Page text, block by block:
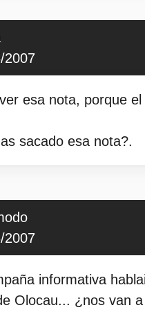
2007
esa nota, porque
sacado esa nota?.
2007
informativa
Olocau... ¿nos van